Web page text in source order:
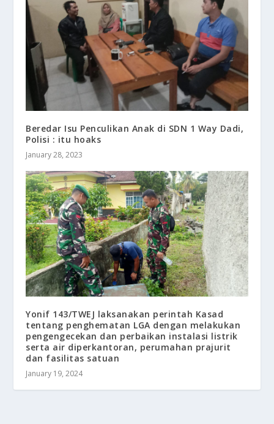
Beredar Isu Penculikan Anak di SDN 1 Way Dadi,
Polisi : itu hoaks
January 28, 2023
Yonif 143/TWEJ laksanakan perintah Kasad
tentang penghematan LGA dengan melakukan
pengengecekan dan perbaikan instalasi listrik
serta air diperkantoran, perumahan prajurit
dan fasilitas satuan
January 19, 2024